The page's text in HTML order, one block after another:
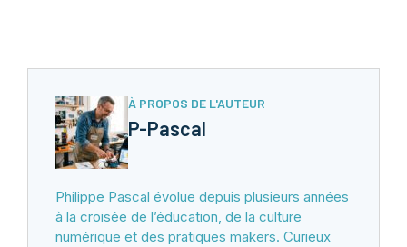
À PROPOS DE L'AUTEUR
P-Pascal
Philippe Pascal évolue depuis plusieurs années
à la croisée de l’éducation, de la culture
numérique et des pratiques makers. Curieux